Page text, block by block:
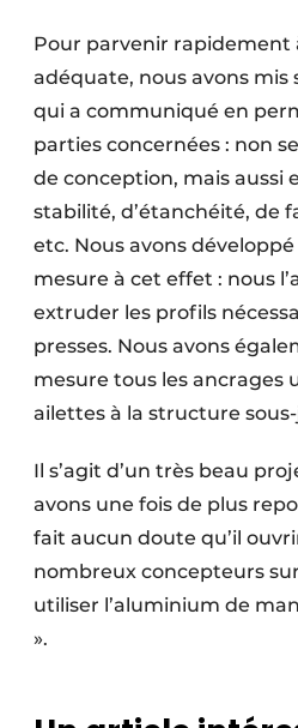
Pour parvenir rapidement
adéquate, nous avons mis
qui a communiqué en
parties concernées : non
de conception, mais aussi
stabilité, d’étanchéité, de
etc. Nous avons
mesure à cet effet : nous
extruder les profils
presses. Nous avons
mesure tous les ancrages
ailettes à la structure
Il s’agit d’un très beau
avons une fois de plus
fait aucun doute qu’il
nombreux concepteurs
utiliser l’aluminium de
».